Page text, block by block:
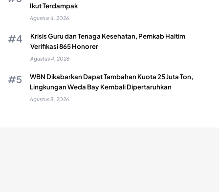
Ikut Terdampak
Agustus 4, 2026
Krisis Guru dan Tenaga Kesehatan, Pemkab Haltim
Verifikasi 865 Honorer
Agustus 4, 2026
WBN Dikabarkan Dapat Tambahan Kuota 25 Juta Ton,
Lingkungan Weda Bay Kembali Dipertaruhkan
Agustus 8, 2026